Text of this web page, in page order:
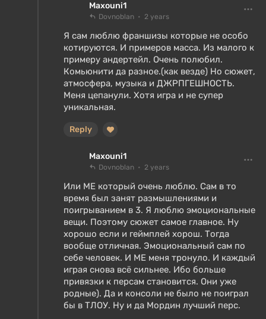
Maxouni1
Dovnoblan 2 years
Я сам люблю франшизы которые не особо
котируются. И примеров масса. Из малого к
примеру андертейл. Очень полюбил.
Комьюнити да разное.(как везде) Но сюжет,
атмосфера, музыка и ДЖРПГЕШНОСТЬ.
Меня цепанули. Хотя игра и не супер
уникальная.
Reply
Maxouni1
Dovnoblan 2 years
Или МЕ который очень люблю. Сам в то
время был занят размышлениями и
поигрыванием в 3. Я люблю эмоциональные
вещи. Поэтому сюжет самое главное. Ну
хорошо если и геймплей хорош. Тогда
вообще отличная. Эмоциональный сам по
себе человек. И МЕ меня тронуло. И каждый
играя снова всё сильнее. Ибо больше
привязки к персам становится. Они уже
родные). Да и консоли не было не поиграл
бы в ТЛОУ. Ну и да Мордин лучший перс.